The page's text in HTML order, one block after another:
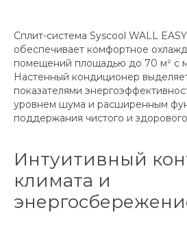
Сплит-система Syscool WALL
обеспечивает комфортное
помещений площадью до 70 м² с
Настенный кондиционер
показателями
уровнем шума и расширенным
поддержания чистого и
Интуитивный
климата и